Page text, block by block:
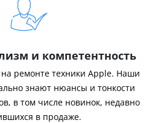
и компетентность
ремонте техники Apple. Наши
знают нюансы и тонкости
в том числе новинок, недавно
в продаже.